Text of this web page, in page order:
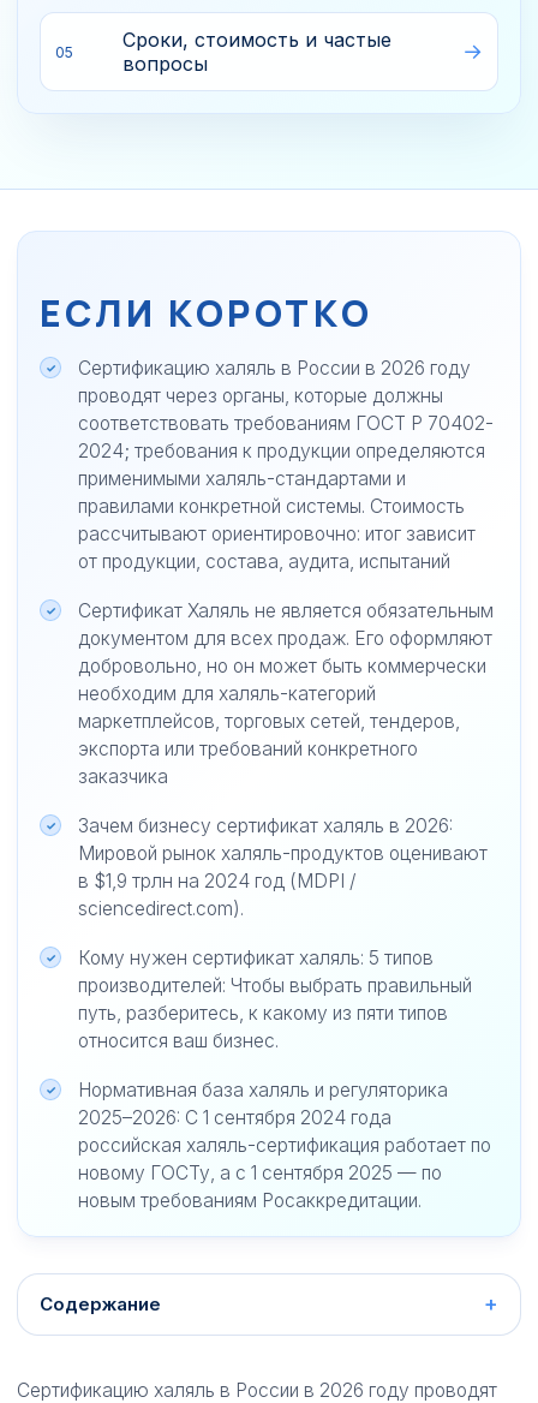
05
Сроки, стоимость и частые
вопросы
ЕСЛИ КОРОТКО
Сертификацию халяль в России в 2026 году
проводят через органы, которые должны
соответствовать требованиям ГОСТ Р 70402-
2024; требования к продукции определяются
применимыми халяль-стандартами и
правилами конкретной системы. Стоимость
рассчитывают ориентировочно: итог зависит
от продукции, состава, аудита, испытаний
Сертификат Халяль не является обязательным
документом для всех продаж. Его оформляют
добровольно, но он может быть коммерчески
необходим для халяль-категорий
маркетплейсов, торговых сетей, тендеров,
экспорта или требований конкретного
заказчика
Зачем бизнесу сертификат халяль в 2026:
Мировой рынок халяль-продуктов оценивают
в $1,9 трлн на 2024 год (MDPI /
sciencedirect.com).
Кому нужен сертификат халяль: 5 типов
производителей: Чтобы выбрать правильный
путь, разберитесь, к какому из пяти типов
относится ваш бизнес.
Нормативная база халяль и регуляторика
2025–2026: С 1 сентября 2024 года
российская халяль-сертификация работает по
новому ГОСТу, а с 1 сентября 2025 — по
новым требованиям Росаккредитации.
Содержание
Сертификацию халяль в России в 2026 году проводят